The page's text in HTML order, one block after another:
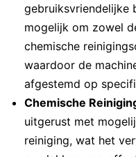
gebruiksvriendelijke
mogelijk om zowel
chemische
waardoor de
afgestemd op
Chemische
uitgerust met
reiniging, wat het